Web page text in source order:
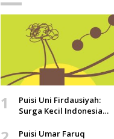
1
Puisi Uni Firdausiyah:
Surga Kecil Indonesia
Doa yang Jauh, Narasi
Puisi Umar Faruq